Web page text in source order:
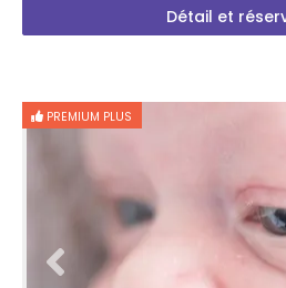
Détail et
PREMIUM PLUS